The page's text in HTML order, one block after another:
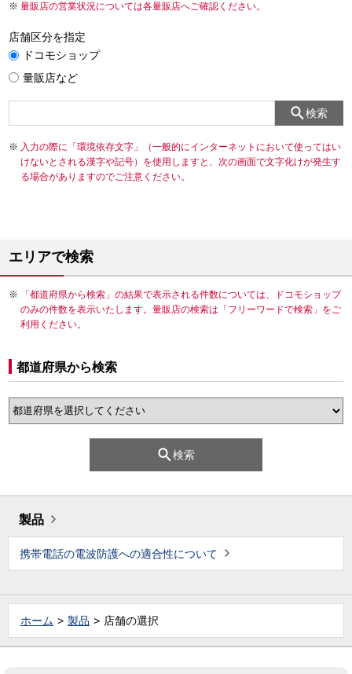
量販店の営業状況については各量販店へご確認ください。
店舗区分を指定
ドコモショップ
量販店など
検索
入力の際に「環境依存文字」（一般的にインターネットにおいて使ってはい
けないとされる漢字や記号）を使用しますと、次の画面で文字化けが発生す
る場合がありますのでご注意ください。
エリアで検索
「都道府県から検索」の結果で表示される件数については、ドコモショップ
のみの件数を表示いたします。量販店の検索は「フリーワードで検索」をご
利用ください。
都道府県から検索
検索
製品
携帯電話の電波防護への適合性について
ホーム 製品 店舗の選択